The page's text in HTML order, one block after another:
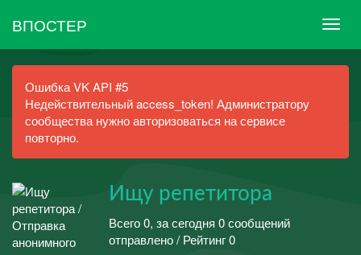
ВПОСТЕР
Ошибка VK API #5
Недействительный access_token! Администратору
сообщества нужно авторизоваться на сервисе
повторно.
Ищу репетитора
Всего 0, за сегодня 0 сообщений
отправлено / Рейтинг 0